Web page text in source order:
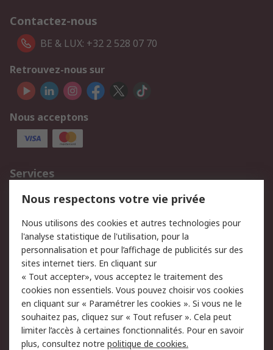
Contactez-nous
BE & LUX: +32 2 528 07 70
Retrouvez-nous sur
Nous acceptons
Services
750.000 produits
2.500 marques
Retours
Support technique
Track & trace
Legal
Politique de cookies
Sécurité des e-mails
Politique de protection
des données - Mise à
Conditions générales
de vente
Nous respectons votre vie privée
Nous utilisons des cookies et autres technologies pour
l'analyse statistique de l'utilisation, pour la
personnalisation et pour l’affichage de publicités sur des
sites internet tiers. En cliquant sur
« Tout accepter», vous acceptez le traitement des
cookies non essentiels. Vous pouvez choisir vos cookies
en cliquant sur « Paramétrer les cookies ». Si vous ne le
souhaitez pas, cliquez sur « Tout refuser ». Cela peut
limiter l’accès à certaines fonctionnalités. Pour en savoir
plus, consultez notre politique de cookies.